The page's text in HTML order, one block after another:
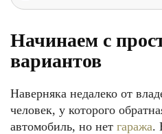
Начинаем с
вариантов
Наверняка недалеко от
человек, у которого
автомобиль, но нет гаража.